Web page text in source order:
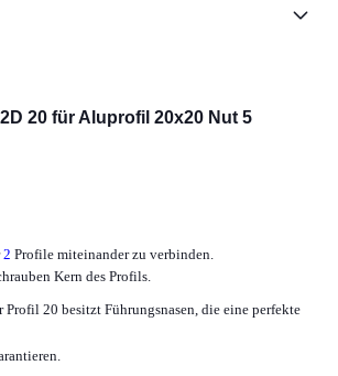
20 für Aluprofil 20x20 Nut 5
2 Profile miteinander zu verbinden.
Kern des Profils.
20 besitzt Führungsnasen, die eine perfekte